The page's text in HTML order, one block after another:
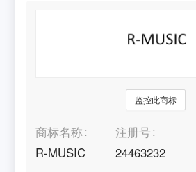
监控此商标
商标名称
R-MUSIC
注册号
24463232